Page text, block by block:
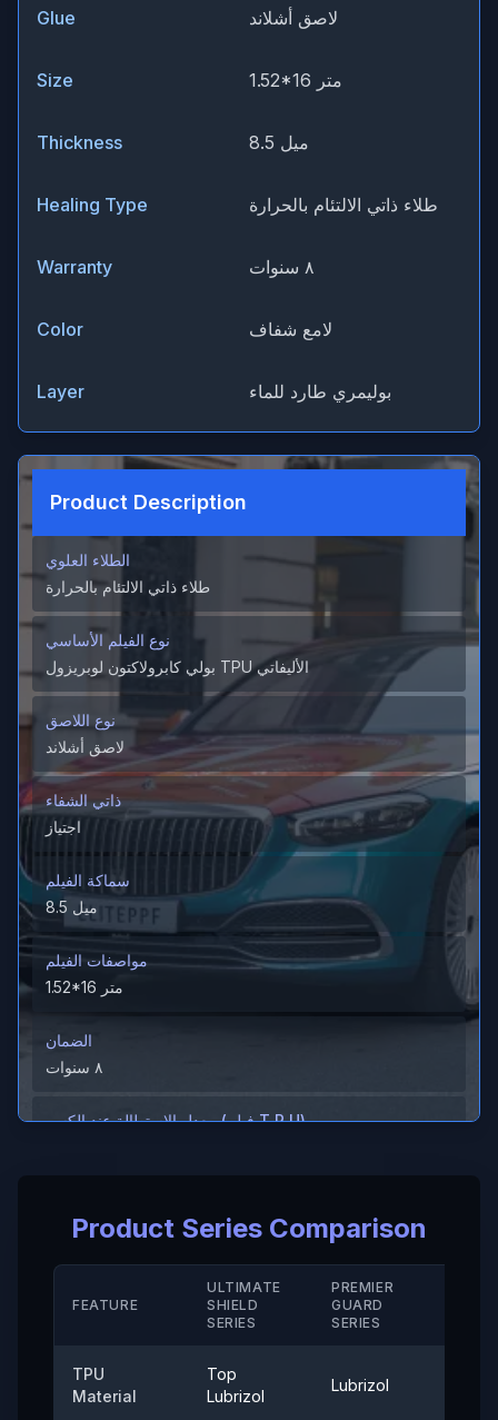
Glue لاصق أشلاند
Size 1.52*16 متر
Thickness 8.5 ميل
Healing Type طلاء ذاتي الالتئام بالحرارة
Warranty ٨ سنوات
Color لامع شفاف
Layer بوليمري طارد للماء
Product Description
الطلاء العلوي
طلاء ذاتي الالتئام بالحرارة
نوع الفيلم الأساسي
بولي كابرولاكتون لوبريزول TPU الأليفاتي
نوع اللاصق
لاصق أشلاند
ذاتي الشفاء
اجتياز
سماكة الفيلم
8.5 ميل
مواصفات الفيلم
1.52*16 متر
الضمان
٨ سنوات
معدل الاستطالة عند الكسر (فيلم T P U)
＞280（%）
-40° إلى 120°
Product Series Comparison
FEATURE
ULTIMATE
SHIELD
SERIES
PREMIER
GUARD
SERIES
TPU
Material
Top
Lubrizol
Lubrizol